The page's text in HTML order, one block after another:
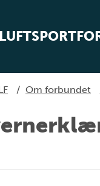
/ Om forbundet